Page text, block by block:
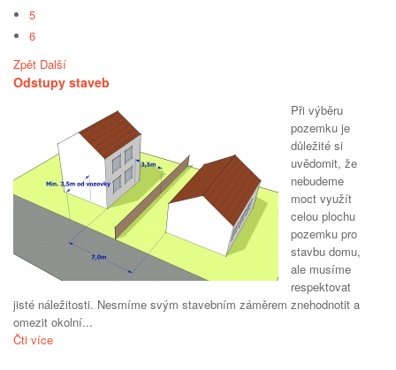
5
6
Zpět Další
Odstupy staveb
Při výběru
pozemku je
důležité si
uvědomit, že
nebudeme
moct využít
celou plochu
pozemku pro
stavbu domu,
ale musíme
respektovat
jisté náležitosti. Nesmíme svým stavebním záměrem znehodnotit a
omezit okolní...
Čti více